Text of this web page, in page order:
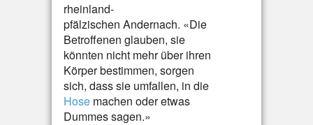
rheinland-
pfälzischen Andernach. «Die
Betroffenen glauben, sie
könnten nicht mehr über ihren
Körper bestimmen, sorgen
sich, dass sie umfallen, in die
Hose machen oder etwas
Dummes sagen.»